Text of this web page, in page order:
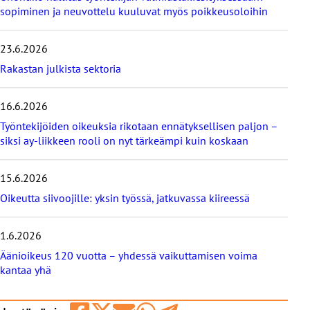
e
i
m
t
b
l
g
i
t
sopiminen ja neuvottelu kuuluvat myös poikkeusoloihin
23.6.2026
Rakastan julkista sektoria
16.6.2026
Työntekijöiden oikeuksia rikotaan ennätyksellisen paljon –
siksi ay-liikkeen rooli on nyt tärkeämpi kuin koskaan
15.6.2026
Oikeutta siivoojille: yksin työssä, jatkuvassa kiireessä
1.6.2026
Äänioikeus 120 vuotta – yhdessä vaikuttamisen voima
kantaa yhä